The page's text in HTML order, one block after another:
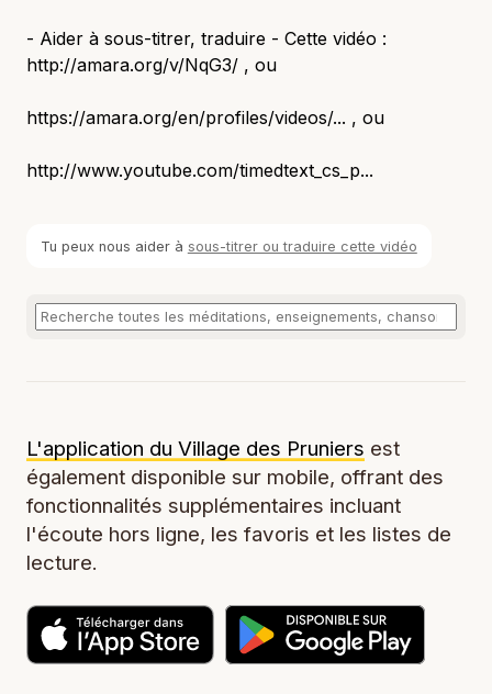
- Aider à sous-titrer, traduire - Cette vidéo :
http://amara.org/v/NqG3/ , ou
https://amara.org/en/profiles/videos/... , ou
http://www.youtube.com/timedtext_cs_p...
Tu peux nous aider à sous-titrer ou traduire cette vidéo
L'application du Village des Pruniers est
également disponible sur mobile, offrant des
fonctionnalités supplémentaires incluant
l'écoute hors ligne, les favoris et les listes de
lecture.